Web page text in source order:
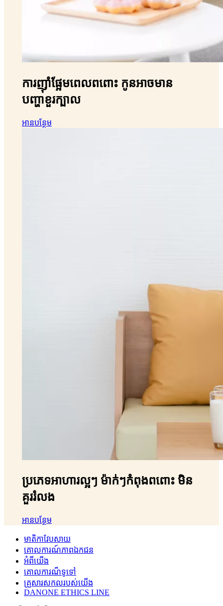
ការញ៉ាំផ្អែមពេលពពោះ កូនអាចមាន
បញ្ហាខួរក្បាល
អានបន្ថែម
ប្រភេទអាហារល្អៗ ម៉ាក់ៗកំពុងពពោះ មិន
គួររំលង
អានបន្ថែម
មាតិកាវែបសាយ
គោលការណ៍ភាពឯកជន
អំពីយើង
គោលការណ៏ទូទៅ
គ្រួសារសកលរបស់យើង
DANONE ETHICS LINE